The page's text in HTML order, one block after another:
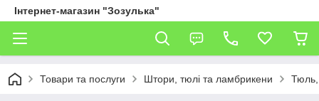
Інтернет-магазин "Зозулька"
Товари та послуги Штори, тюлі та ламбрикени Тюль,